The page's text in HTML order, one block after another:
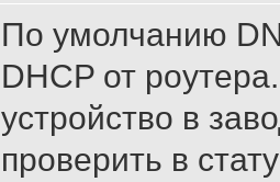
По умолчанию
DHCP от
устройство в
проверить в